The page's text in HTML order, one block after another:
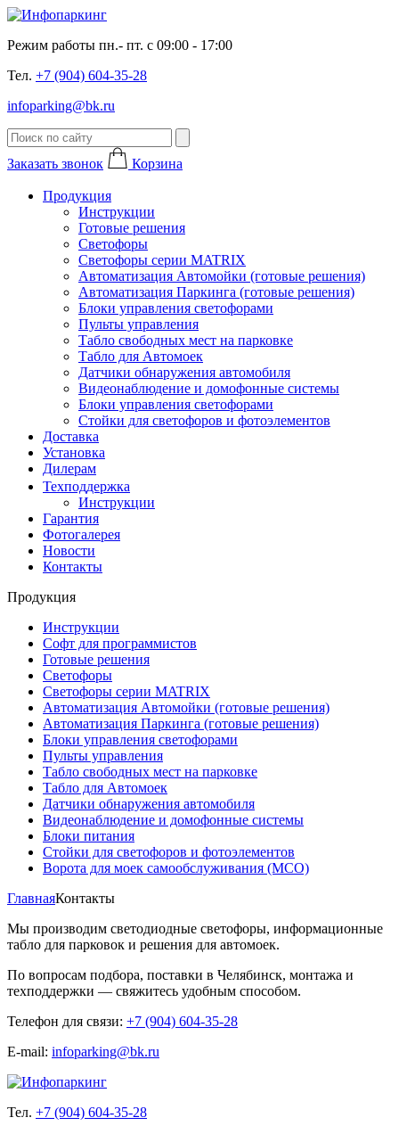
Режим работы пн.- пт. с 09:00 - 17:00
Тел. +7 (904) 604-35-28
infoparking@bk.ru
Заказать звонок Корзина
Продукция
Инструкции
Готовые решения
Светофоры
Светофоры серии MATRIX
Автоматизация Автомойки (готовые решения)
Автоматизация Паркинга (готовые решения)
Блоки управления светофорами
Пульты управления
Табло свободных мест на парковке
Табло для Автомоек
Датчики обнаружения автомобиля
Видеонаблюдение и домофонные системы
Блоки управления светофорами
Стойки для светофоров и фотоэлементов
Доставка
Установка
Дилерам
Техподдержка
Инструкции
Гарантия
Фотогалерея
Новости
Контакты
Продукция
Инструкции
Софт для программистов
Готовые решения
Светофоры
Светофоры серии MATRIX
Автоматизация Автомойки (готовые решения)
Автоматизация Паркинга (готовые решения)
Блоки управления светофорами
Пульты управления
Табло свободных мест на парковке
Табло для Автомоек
Датчики обнаружения автомобиля
Видеонаблюдение и домофонные системы
Блоки питания
Стойки для светофоров и фотоэлементов
Ворота для моек самообслуживания (МСО)
ГлавнаяКонтакты
Мы производим светодиодные светофоры, информационные
табло для парковок и решения для автомоек.
По вопросам подбора, поставки в Челябинск, монтажа и
техподдержки — свяжитесь удобным способом.
Телефон для связи: +7 (904) 604-35-28
E-mail: infoparking@bk.ru
Тел. +7 (904) 604-35-28